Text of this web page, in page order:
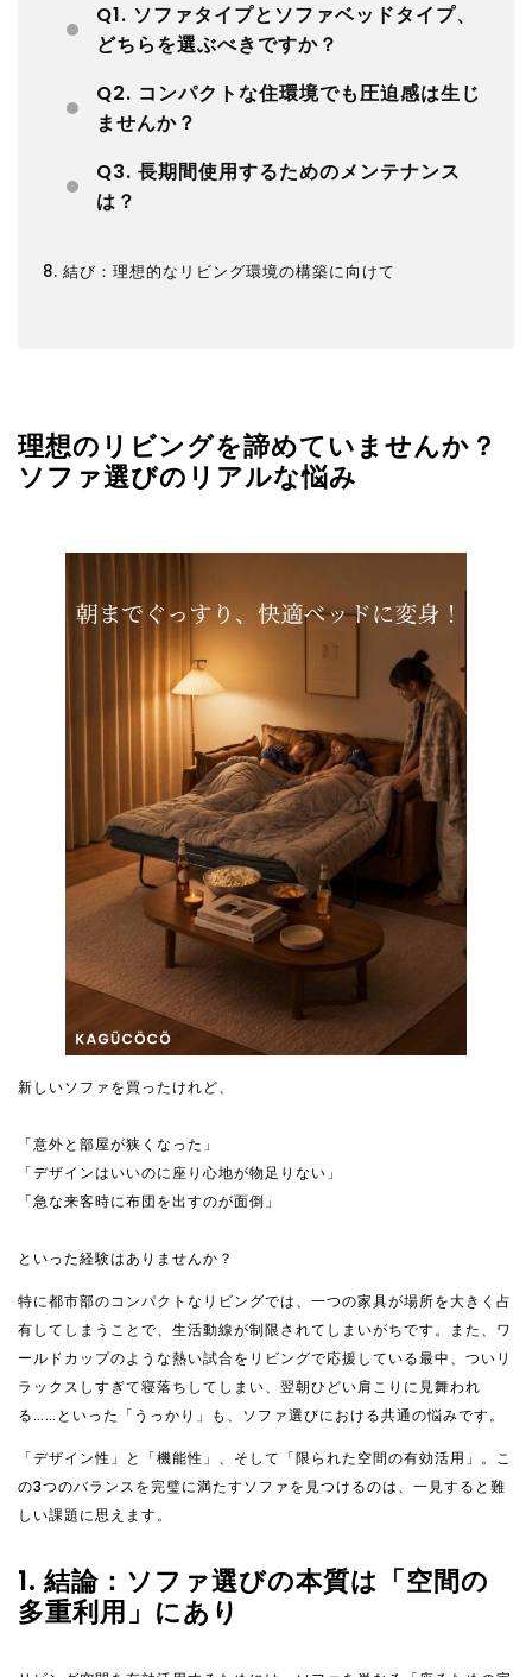
Q1. ソファタイプとソファベッドタイプ、
どちらを選ぶべきですか？
Q2. コンパクトな住環境でも圧迫感は生じ
ませんか？
Q3. 長期間使用するためのメンテナンス
は？
8. 結び：理想的なリビング環境の構築に向けて
理想のリビングを諦めていませんか？
ソファ選びのリアルな悩み
新しいソファを買ったけれど、
「意外と部屋が狭くなった」
「デザインはいいのに座り心地が物足りない」
「急な来客時に布団を出すのが面倒」
といった経験はありませんか？
特に都市部のコンパクトなリビングでは、一つの家具が場所を大きく占
有してしまうことで、生活動線が制限されてしまいがちです。また、ワ
ールドカップのような熱い試合をリビングで応援している最中、ついリ
ラックスしすぎて寝落ちしてしまい、翌朝ひどい肩こりに見舞われ
る……といった「うっかり」も、ソファ選びにおける共通の悩みです。
「デザイン性」と「機能性」、そして「限られた空間の有効活用」。こ
の3つのバランスを完璧に満たすソファを見つけるのは、一見すると難
しい課題に思えます。
1. 結論：ソファ選びの本質は「空間の
多重利用」にあり